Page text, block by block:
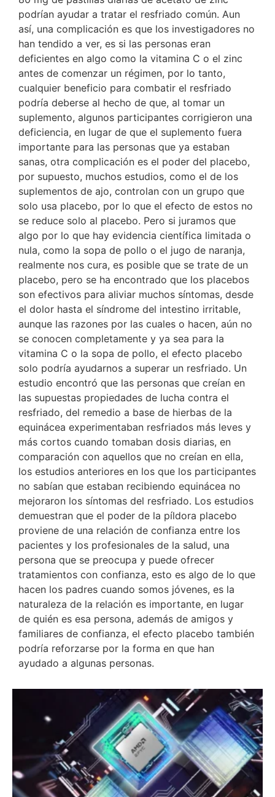
podrían ayudar a tratar el resfriado común. Aun
así, una complicación es que los investigadores no
han tendido a ver, es si las personas eran
deficientes en algo como la vitamina C o el zinc
antes de comenzar un régimen, por lo tanto,
cualquier beneficio para combatir el resfriado
podría deberse al hecho de que, al tomar un
suplemento, algunos participantes corrigieron una
deficiencia, en lugar de que el suplemento fuera
importante para las personas que ya estaban
sanas, otra complicación es el poder del placebo,
por supuesto, muchos estudios, como el de los
suplementos de ajo, controlan con un grupo que
solo usa placebo, por lo que el efecto de estos no
se reduce solo al placebo. Pero si juramos que
algo por lo que hay evidencia científica limitada o
nula, como la sopa de pollo o el jugo de naranja,
realmente nos cura, es posible que se trate de un
placebo, pero se ha encontrado que los placebos
son efectivos para aliviar muchos síntomas, desde
el dolor hasta el síndrome del intestino irritable,
aunque las razones por las cuales o hacen, aún no
se conocen completamente y ya sea para la
vitamina C o la sopa de pollo, el efecto placebo
solo podría ayudarnos a superar un resfriado. Un
estudio encontró que las personas que creían en
las supuestas propiedades de lucha contra el
resfriado, del remedio a base de hierbas de la
equinácea experimentaban resfriados más leves y
más cortos cuando tomaban dosis diarias, en
comparación con aquellos que no creían en ella,
los estudios anteriores en los que los participantes
no sabían que estaban recibiendo equinácea no
mejoraron los síntomas del resfriado. Los estudios
demuestran que el poder de la píldora placebo
proviene de una relación de confianza entre los
pacientes y los profesionales de la salud, una
persona que se preocupa y puede ofrecer
tratamientos con confianza, esto es algo de lo que
hacen los padres cuando somos jóvenes, es la
naturaleza de la relación es importante, en lugar
de quién es esa persona, además de amigos y
familiares de confianza, el efecto placebo también
podría reforzarse por la forma en que han
ayudado a algunas personas.